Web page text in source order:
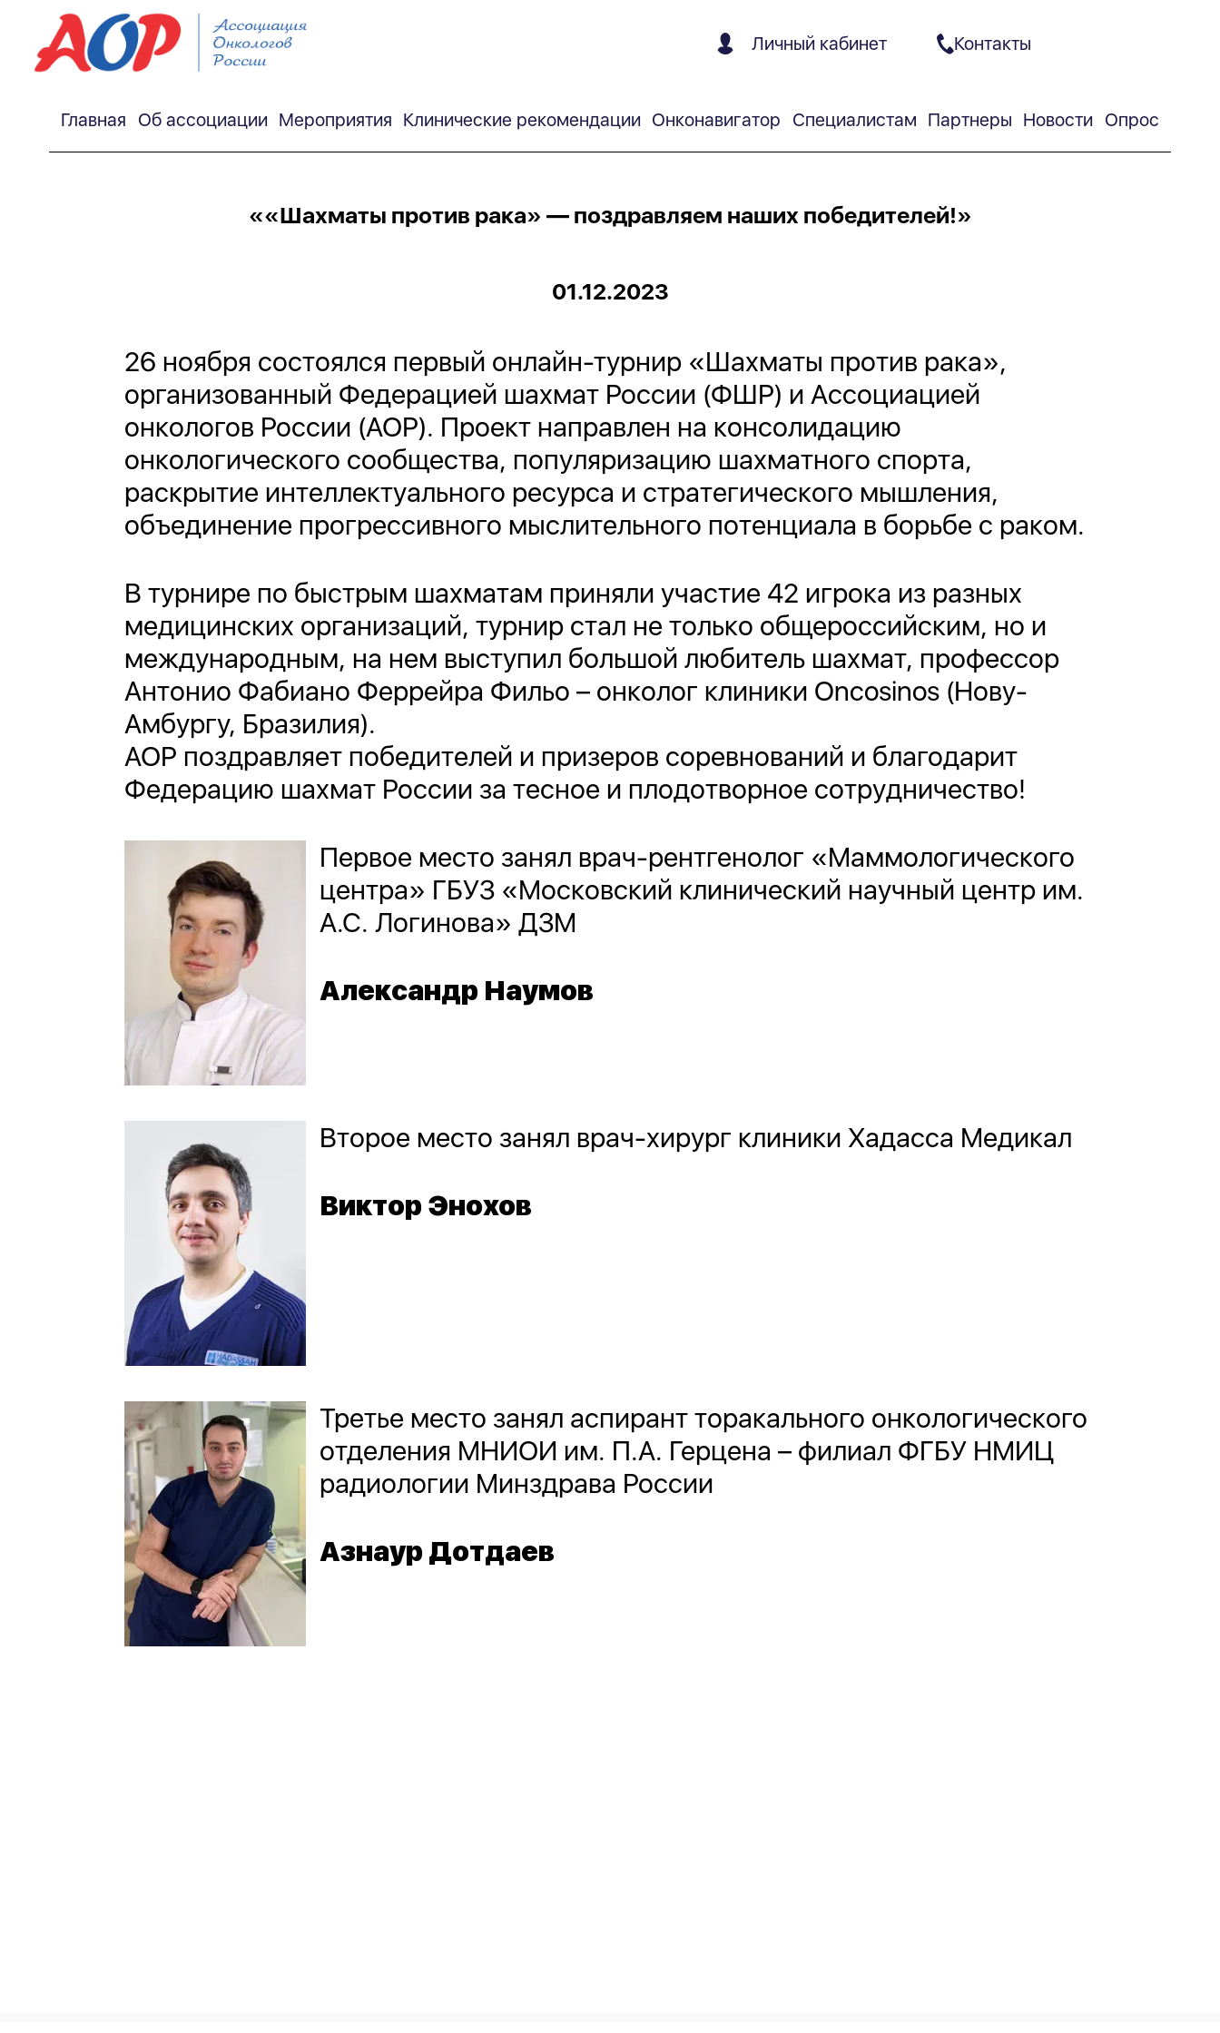
Личный кабинет Контакты
Главная Об ассоциации Мероприятия Клинические рекомендации Онконавигатор Специалистам Партнеры Новости Опрос
««Шахматы против рака» — поздравляем наших победителей!»
01.12.2023
26 ноября состоялся первый онлайн-турнир «Шахматы против рака»,
организованный Федерацией шахмат России (ФШР) и Ассоциацией
онкологов России (АОР). Проект направлен на консолидацию
онкологического сообщества, популяризацию шахматного спорта,
раскрытие интеллектуального ресурса и стратегического мышления,
объединение прогрессивного мыслительного потенциала в борьбе с раком.
В турнире по быстрым шахматам приняли участие 42 игрока из разных
медицинских организаций, турнир стал не только общероссийским, но и
международным, на нем выступил большой любитель шахмат, профессор
Антонио Фабиано Феррейра Фильо – онколог клиники Oncosinos (Нову-
Амбургу, Бразилия).
АОР поздравляет победителей и призеров соревнований и благодарит
Федерацию шахмат России за тесное и плодотворное сотрудничество!
Первое место занял врач-рентгенолог «Маммологического
центра» ГБУЗ «Московский клинический научный центр им.
А.С. Логинова» ДЗМ
Александр Наумов
Второе место занял врач-хирург клиники Хадасса Медикал
Виктор Энохов
Третье место занял аспирант торакального онкологического
отделения МНИОИ им. П.А. Герцена – филиал ФГБУ НМИЦ
радиологии Минздрава России
Азнаур Дотдаев